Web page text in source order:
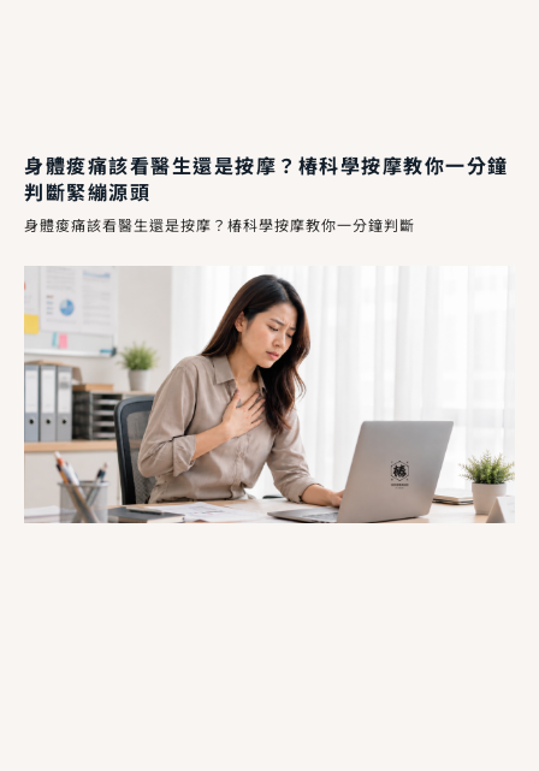
身體痠痛該看醫生還是按摩？椿科學按摩教你一分鐘
判斷緊繃源頭
身體痠痛該看醫生還是按摩？椿科學按摩教你一分鐘判斷